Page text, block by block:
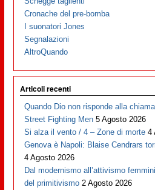
Cronache del pre-bomba
I suonatori Jones
Segnalazioni
AltroQuando
Articoli recenti
Quando Dio non risponde alla
Street Fighting Men 5 Agosto 2026
Si alza il vento / 4 – Zone di morte 4
Genova è Napoli: Blaise Cendrars
4 Agosto 2026
Dal modernismo all’attivismo
del primitivismo 2 Agosto 2026